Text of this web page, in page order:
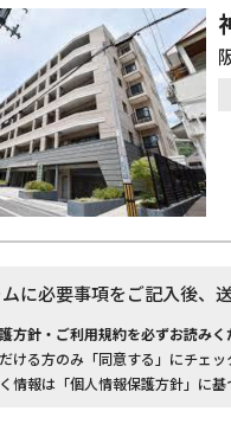
に必要事項をご記入後、
方針・ご利用規約を必ずお読みく
ける方のみ「同意する」にチェ
情報は「個人情報保護方針」に基